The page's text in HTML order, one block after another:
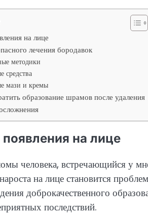
на лице
лечения бородавок
методики
средства
мази и кремы
образование шрамов после удаления
на лице
человека, встречающийся у
на лице становится
доброкачественного
последствий.